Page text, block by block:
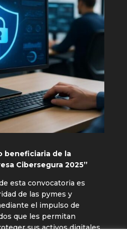
beneficiaria de la
Cibersegura 2025”
esta convocatoria es
de las pymes y
el impulso de
que les permitan
sus activos digitales